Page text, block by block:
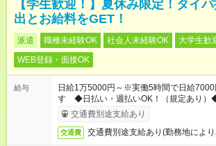
【学生歓迎！】夏休み限定！タイ
出とお給料をGET！
派遣 職種未経験OK 社会人未経験OK 大学生歓
WEB登録・面接OK
給与
日給1万5000円～※実働5時間で日給7000
す ◆日払い・週払いOK！（規定あり）◆
異なります
交通費別途支給あり
交通費 交通費別途支給あり(勤務地によ